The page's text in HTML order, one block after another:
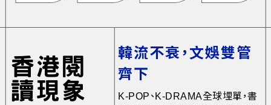
香港閱
讀現象
韓流不衰，文娛雙管
齊下
K-POP、K-DRAMA全球埋單，書